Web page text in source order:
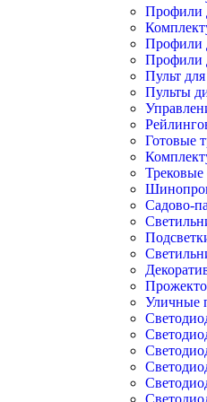
Профили
Профили
Профили
Пульт
Пульты
Готовые
Трековые
Садово-
Уличные